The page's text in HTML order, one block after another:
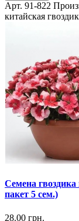
Арт. 91-822
китайская
Семена
пакет 5 сем.)
28.00 грн.